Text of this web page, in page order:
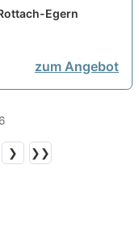
Egern
zum Angebot
❯ ❯❯